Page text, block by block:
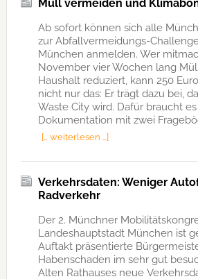
Müll vermeiden und
Ab sofort können sich alle
zur Abfallvermeidungs-
München anmelden. Wer
November vier Wochen lang
Haushalt reduziert, kann 250
nicht nur das: Er trägt dazu bei,
Waste City wird. Dafür braucht
Dokumentation mit zwei
[… weiterlesen …]
Verkehrsdaten: Weniger
Radverkehr
Der 2. Münchner
Landeshauptstadt München ist
Auftakt präsentierte
Habenschaden im sehr gut
Alten Rathauses neue